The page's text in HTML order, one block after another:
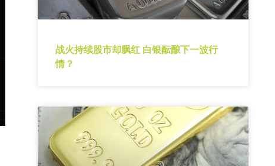
战火持续股市却飘红 白银酝酿下一波行
情？